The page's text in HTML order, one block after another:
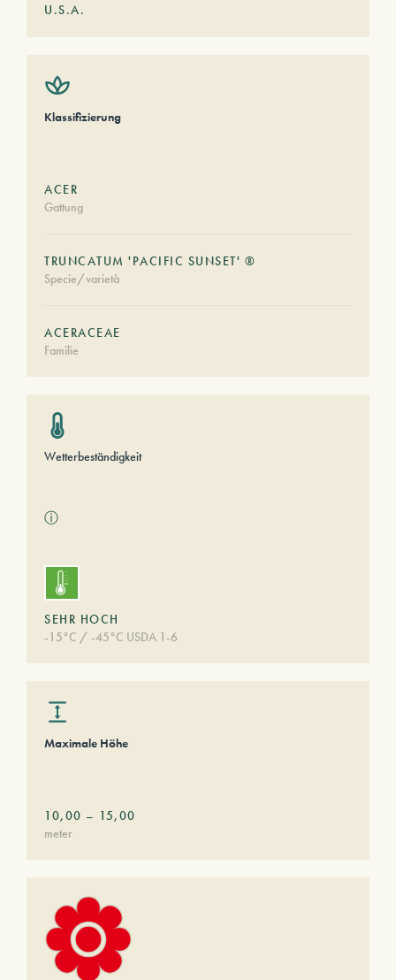
U.S.A.
Klassifizierung
ACER
Gattung
TRUNCATUM 'PACIFIC SUNSET' ®
Specie/varietà
ACERACEAE
Familie
Wetterbeständigkeit
ⓘ
SEHR HOCH
-15°C / -45°C USDA 1-6
Maximale Höhe
10,00 – 15,00
meter